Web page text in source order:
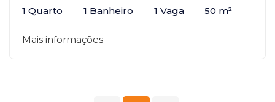
1 Quarto 1 Banheiro 1 Vaga 50 m²
Mais informações